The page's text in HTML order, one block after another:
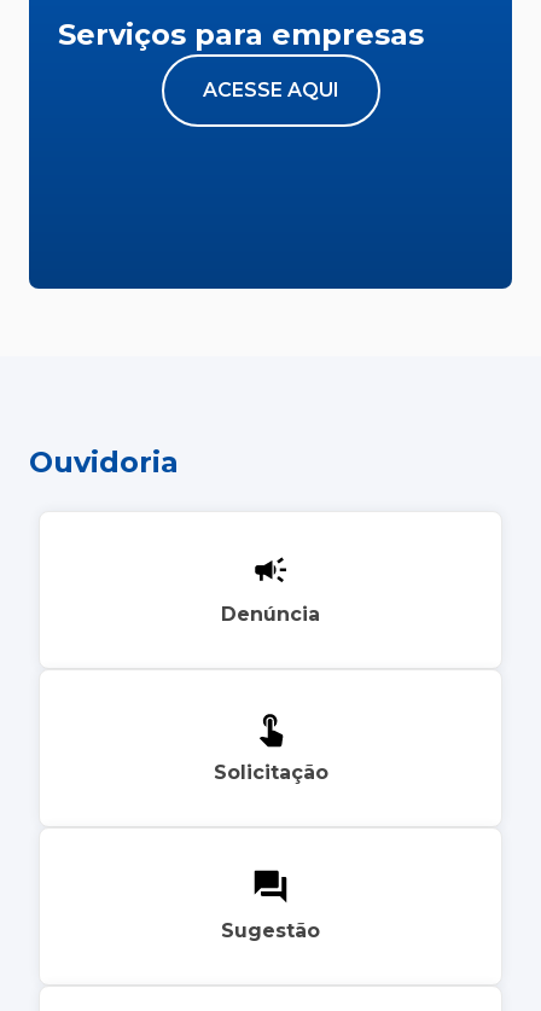
Serviços para empresas
ACESSE AQUI
Ouvidoria
Denúncia
Solicitação
Sugestão